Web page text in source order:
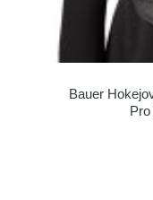
Bauer